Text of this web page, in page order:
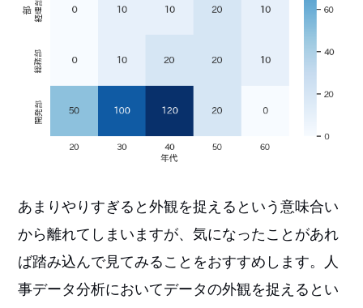
あまりやりすぎると外観を捉えるという意味合い
から離れてしまいますが、気になったことがあれ
ば踏み込んで見てみることをおすすめします。人
事データ分析においてデータの外観を捉えるとい